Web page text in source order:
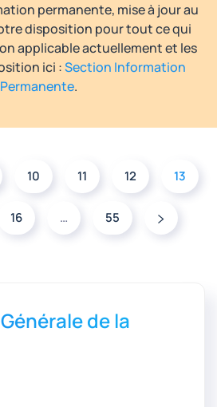
permanente, mise à jour au
disposition pour tout ce qui
applicable actuellement et les
ici :Section Information
Permanente.
10 11 12 13
16 … 55
de la